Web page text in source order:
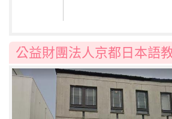
策講座，並為美術系大學